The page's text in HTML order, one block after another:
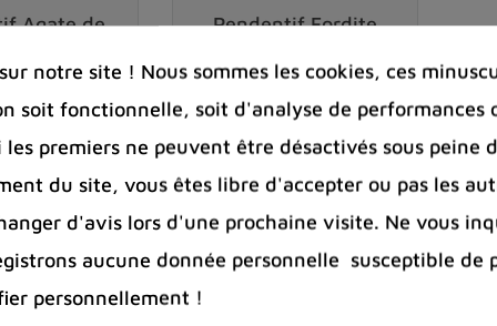
de résine époxy ou de résine polyester
couches de couleurs sont le résultat des
autres pierres, par des lapidaires expérimentés.
les couches de peinture et les techniques
On peut y voir des motifs circulaires,
un aspect unique et fascinant.
Agate de
Prix
€
shopping_cart  favorite_border
Pendentif Fordite
rouge bleu
Prix
80,00 €
shopping_cart  favorite_border
notre site ! Nous sommes les cookies, ces
soit fonctionnelle, soit d'analyse de performances
les premiers ne peuvent être désactivés sous peine
du site, vous êtes libre d'accepter ou pas les
d'avis lors d'une prochaine visite. Ne vous
aucune donnée personnelle susceptible de
personnellement !